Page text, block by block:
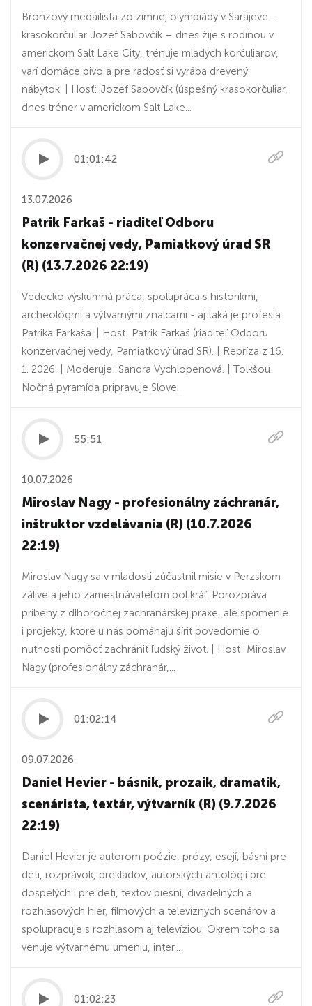
Bronzový medailista zo zimnej olympiády v Sarajeve -
krasokorčuliar Jozef Sabovčík – dnes žije s rodinou v
americkom Salt Lake City, trénuje mladých korčuliarov,
varí domáce pivo a pre radosť si vyrába drevený
nábytok. | Hosť: Jozef Sabovčík (úspešný krasokorčuliar,
dnes tréner v americkom Salt Lake...
01:01:42
13.07.2026
Patrik Farkaš - riaditeľ Odboru
konzervačnej vedy, Pamiatkový úrad SR
(R) (13.7.2026 22:19)
Vedecko výskumná práca, spolupráca s historikmi,
archeológmi a výtvarnými znalcami - aj taká je profesia
Patrika Farkaša. | Hosť: Patrik Farkaš (riaditeľ Odboru
konzervačnej vedy, Pamiatkový úrad SR). | Repríza z 16.
1. 2026. | Moderuje: Sandra Vychlopenová. | Tolkšou
Nočná pyramída pripravuje Slove...
55:51
10.07.2026
Miroslav Nagy - profesionálny záchranár,
inštruktor vzdelávania (R) (10.7.2026
22:19)
Miroslav Nagy sa v mladosti zúčastnil misie v Perzskom
zálive a jeho zamestnávateľom bol kráľ. Porozpráva
príbehy z dlhoročnej záchranárskej praxe, ale spomenie
i projekty, ktoré u nás pomáhajú šíriť povedomie o
nutnosti pomôcť zachrániť ľudský život. | Hosť: Miroslav
Nagy (profesionálny záchranár,...
01:02:14
09.07.2026
Daniel Hevier - básnik, prozaik, dramatik,
scenárista, textár, výtvarník (R) (9.7.2026
22:19)
Daniel Hevier je autorom poézie, prózy, esejí, básní pre
deti, rozprávok, prekladov, autorských antológií pre
dospelých i pre deti, textov piesní, divadelných a
rozhlasových hier, filmových a televíznych scenárov a
spolupracuje s rozhlasom aj televíziou. Okrem toho sa
venuje výtvarnému umeniu, inter...
01:02:23